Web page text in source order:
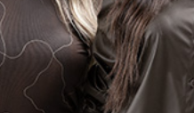
-45%